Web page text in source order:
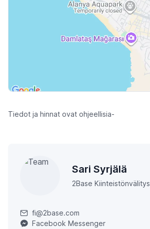
Tiedot ja hinnat ovat ohjeellisia-
Sari Syrjälä
2Base Kiinteistönvälitys
fi@2base.com
Facebook Messenger